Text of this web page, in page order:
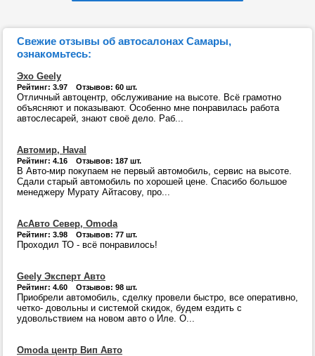
Свежие отзывы об автосалонах Самары,
ознакомьтесь:
Эхо Geely
Рейтинг: 3.97 Отзывов: 60 шт.
Отличный автоцентр, обслуживание на высоте. Всё грамотно
объясняют и показывают. Особенно мне понравилась работа
автослесарей, знают своё дело. Раб...
Автомир, Haval
Рейтинг: 4.16 Отзывов: 187 шт.
В Авто-мир покупаем не первый автомобиль, сервис на высоте.
Сдали старый автомобиль по хорошей цене. Спасибо большое
менеджеру Мурату Айтасову, про...
АсАвто Север, Omoda
Рейтинг: 3.98 Отзывов: 77 шт.
Проходил ТО - всё понравилось!
Geely Эксперт Авто
Рейтинг: 4.60 Отзывов: 98 шт.
Приобрели автомобиль, сделку провели быстро, все оперативно,
четко- довольны и системой скидок, будем ездить с
удовольствием на новом авто о Иле. О...
Omoda центр Вип Авто